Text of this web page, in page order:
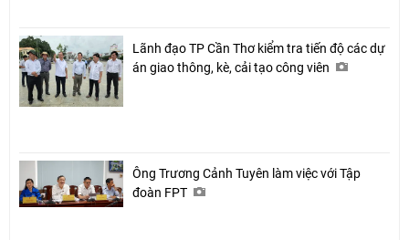
Lãnh đạo TP Cần Thơ kiểm tra tiến độ các dự
án giao thông, kè, cải tạo công viên
Ông Trương Cảnh Tuyên làm việc với Tập
đoàn FPT